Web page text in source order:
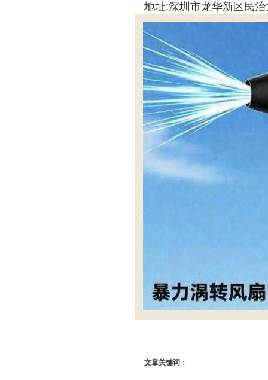
地址:深圳市龙华新区民
文章关键词：